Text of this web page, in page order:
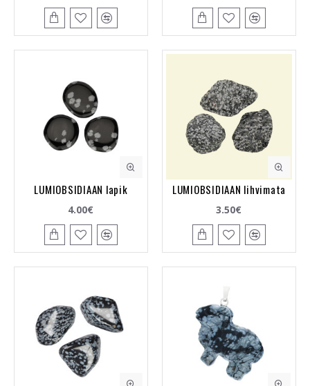
LUMIOBSIDIAAN lapik
4.00€
LUMIOBSIDIAAN lihvimata
3.50€